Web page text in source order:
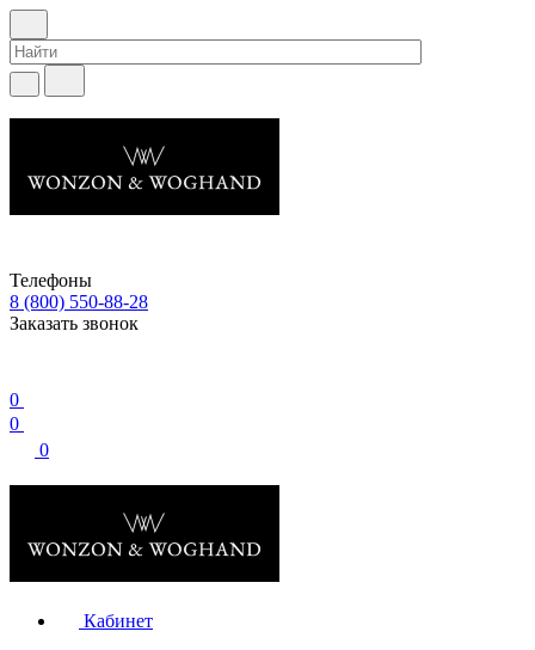
Телефоны
8 (800) 550-88-28
Заказать звонок
0
0
0
Кабинет